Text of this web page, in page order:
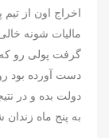
مالیات شونه
گرفت پولی رو
دست آورده بود
دولت بده و در
به پنج ماه زندان